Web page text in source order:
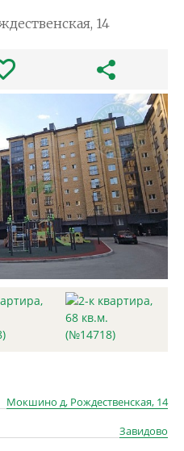
14
Мокшино д, Рождественская, 14
Завидово